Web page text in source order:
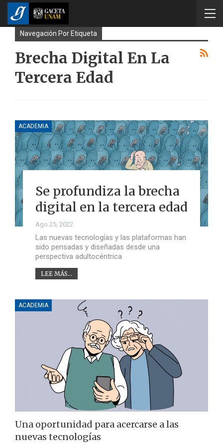
Navegación Por Etiqueta
Brecha Digital En La
Tercera Edad
ACADEMIA
Se profundiza la brecha
digital en la tercera edad
Ago 25, 2022
Las nuevas tecnologías y las plataformas han
sido pensadas y diseñadas desde una
perspectiva adultocéntrica
LEE MÁS...
ACADEMIA
Una oportunidad para acercarse a las
nuevas tecnologías